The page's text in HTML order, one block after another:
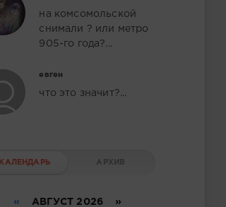
на комсомольской
снимали ? или метро
905-го года?...
евген
что это значит?...
КАЛЕНДАРЬ АРХИВ
« АВГУСТ 2026 »